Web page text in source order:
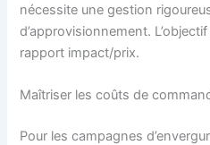
nécessite une gestion
d’approvisionnement.
rapport impact/prix.
Maîtriser les coûts de
Pour les campagnes